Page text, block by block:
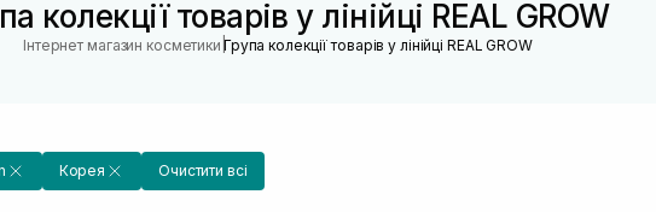
колекції товарів у лінійці REAL GROW
Інтернет магазин косметики |Група колекції товарів у лінійці REAL GROW
Корея Очистити всі